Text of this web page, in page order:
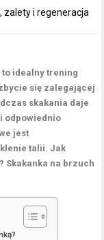
zalety i regeneracja
idealny trening
się zalegającej
skakania daje
odpowiednio
jest
talii. Jak
Skakanka na brzuch